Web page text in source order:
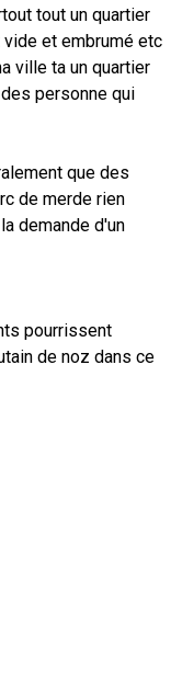
tout un quartier
et embrumé etc
ville ta un quartier
personne qui
que des
de merde rien
demande d'un
pourrissent
de noz dans ce